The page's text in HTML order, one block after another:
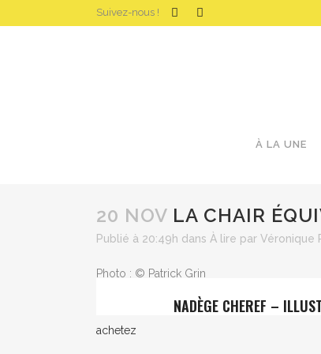
Suivez-nous !
À LA UNE
20 NOV LA CHAIR
Publié à 20:49h dans À lire par Véronique
Photo : © Patrick Grin
NADÈGE CHEREF –
achetez